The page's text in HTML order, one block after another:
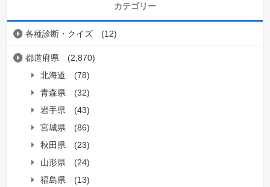
カテゴリー
各種診断・クイズ (12)
都道府県
(2,870)
北海道
(78)
青森県
(32)
岩手県
(43)
宮城県
(86)
秋田県
(23)
山形県
(24)
福島県
(13)